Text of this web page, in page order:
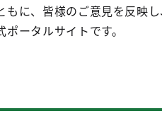
もに、皆様のご意見を反映
ポータルサイトです。